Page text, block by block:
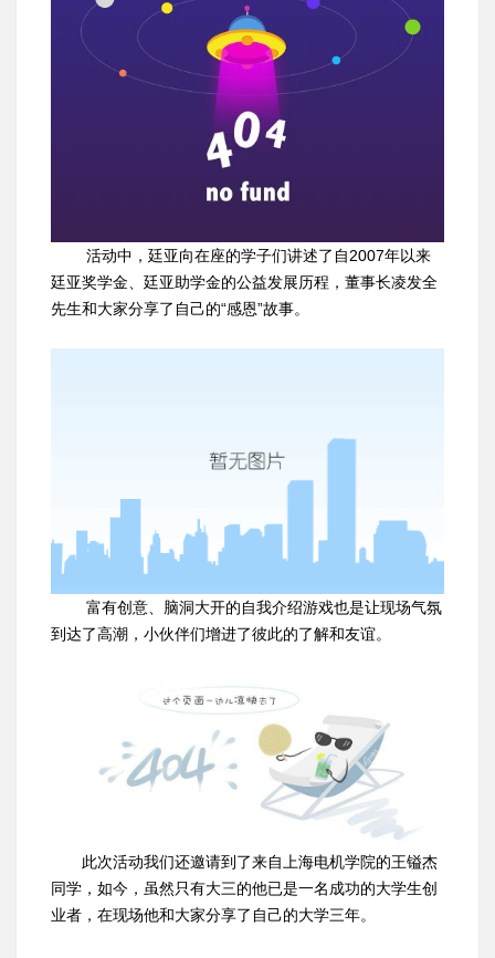
活动中，廷亚向在座的学子们讲述了自2007年以来
廷亚奖学金、廷亚助学金的公益发展历程，董事长凌发全
先生和大家分享了自己的“感恩”故事。
富有创意、脑洞大开的自我介绍游戏也是让现场气氛
到达了高潮，小伙伴们增进了彼此的了解和友谊。
此次活动我们还邀请到了来自上海电机学院的王镒杰
同学，如今，虽然只有大三的他已是一名成功的大学生创
业者，在现场他和大家分享了自己的大学三年。